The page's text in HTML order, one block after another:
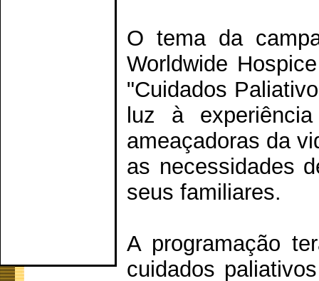
O tema da
Worldwide
"Cuidados
luz à
ameaçadoras da
as necessidades
seus familiares.
A programação
cuidados